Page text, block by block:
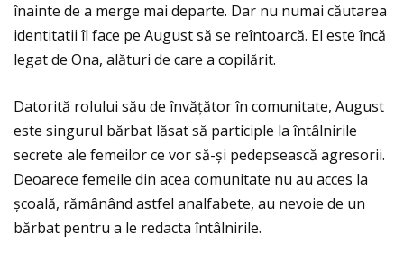
înainte de a merge mai departe. Dar nu numai căutarea
identitatii îl face pe August să se reîntoarcă. El este încă
legat de Ona, alături de care a copilărit.
Datorită rolului său de învăţător în comunitate, August
este singurul bărbat lăsat să participle la întâlnirile
secrete ale femeilor ce vor să-și pedepsească agresorii.
Deoarece femeile din acea comunitate nu au acces la
școală, rămânând astfel analfabete, au nevoie de un
bărbat pentru a le redacta întâlnirile.